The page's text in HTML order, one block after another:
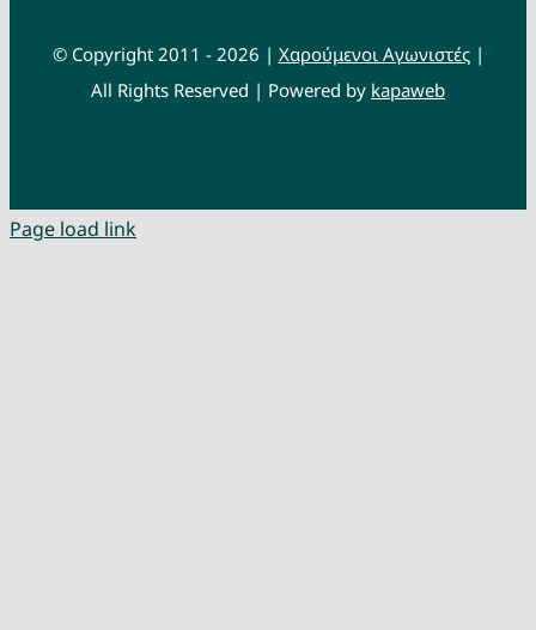
© Copyright 2011 - 2026 | Χαρούμενοι Αγωνιστές|
All Rights Reserved | Powered by kapaweb
Page load link